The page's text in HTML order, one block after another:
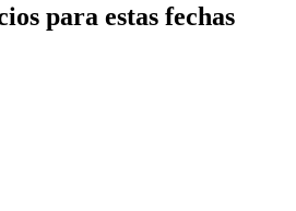
para estas fechas